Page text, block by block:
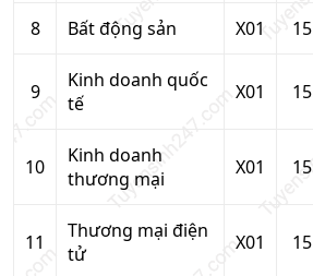
8 Bất động sản X01 15
9
Kinh doanh quốc
tế
X01 15
10
Kinh doanh
thương mại
X01 15
11
Thương mại điện
tử
X01 15